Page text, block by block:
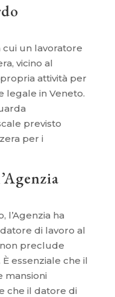
cui un lavoratore
vicino al
attività per
legale in Veneto.
previsto
per i
l’Agenzia ha
di lavoro al
preclude
essenziale che il
mansioni
che il datore di